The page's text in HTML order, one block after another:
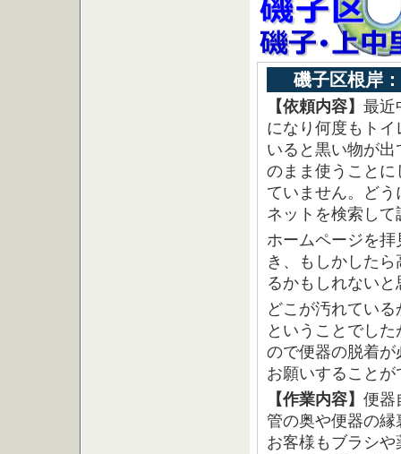
磯子区根岸
【依頼内容】 最近
になり何度もト
いると黒い物が
のまま使うこと
ていません。ど
ネットを検索し
ホームページを
き、もしかした
るかもしれない
どこが汚れてい
ということでし
ので便器の脱着
お願いすること
【作業内容】 便器
管の奥や便器の
お客様もブラシ